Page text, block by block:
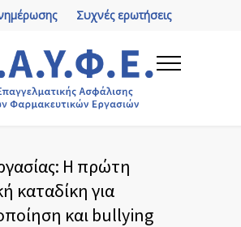
Συχνές ερωτήσεις
Η πρώτη
καταδίκη για
και bullying